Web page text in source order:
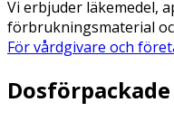
Vi erbjuder läkemedel,
förbrukningsmaterial
För vårdgivare och